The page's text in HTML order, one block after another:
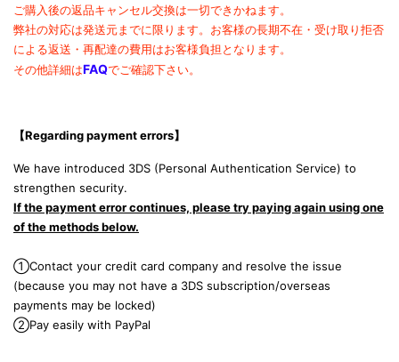
ご購入後の返品キャンセル交換は一切できかねます。
弊社の対応は発送元までに限ります。 お客様の長期不在・受け取り拒否
による返送・再配達の費用はお客様負担となります。
その他詳細はFAQでご確認下さい。
【Regarding payment errors】
We have introduced 3DS (Personal Authentication Service) to
strengthen security.
If the payment error continues, please try paying again using one
of the methods below.
①Contact your credit card company and resolve the issue
(because you may not have a 3DS subscription/overseas
payments may be locked)
②Pay easily with PayPal